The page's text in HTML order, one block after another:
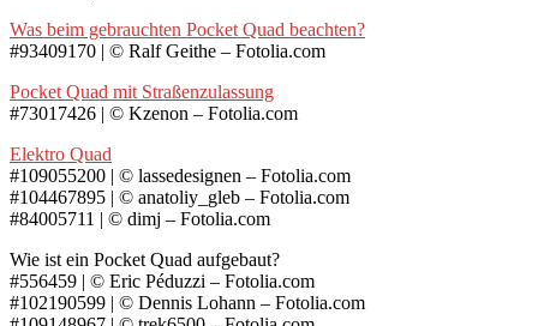
Was beim gebrauchten Pocket Quad beachten?
#93409170 | © Ralf Geithe – Fotolia.com
Pocket Quad mit Straßenzulassung
#73017426 | © Kzenon – Fotolia.com
Elektro Quad
#109055200 | © lassedesignen – Fotolia.com
#104467895 | © anatoliy_gleb – Fotolia.com
#84005711 | © dimj – Fotolia.com
Wie ist ein Pocket Quad aufgebaut?
#556459 | © Eric Péduzzi – Fotolia.com
#102190599 | © Dennis Lohann – Fotolia.com